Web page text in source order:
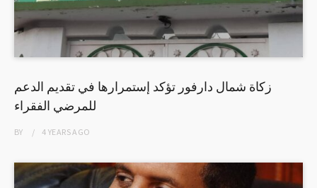
زكاة شمال دارفور تؤكد إستمرارها في تقديم الدعم
للمرضي الفقراء
BY 4 YEARSAGO